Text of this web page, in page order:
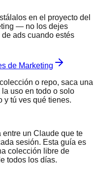
en el proyecto del
— no los dejes
ads cuando estés
de Marketing
o repo, saca una
uso en todo o solo
y tú ves qué tienes.
un Claude que te
sesión. Esta guía es
colección libre de
todos los días.